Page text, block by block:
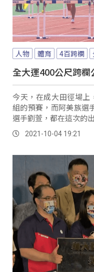
人物 體育 4百跨欄
全大運400公尺跨
今天，在成大田徑場上
組的預賽，而阿美族選
選手劉萱，都在這次的
2021-10-04 19:21